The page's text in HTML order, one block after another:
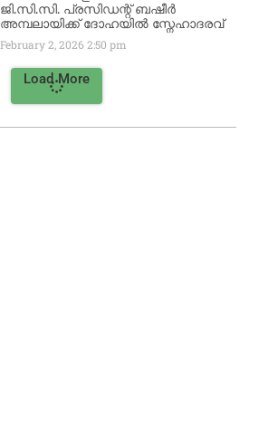
ജി.സി.സി. പ്രസിഡന്റ് ബഷീർ
അമ്പലായിക്ക് ദോഹയിൽ സ്നേഹാദരവ്
February 2, 20262:50 pm
Load More